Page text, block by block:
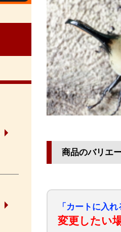
商品のバリエ
「カートに入
変更したい